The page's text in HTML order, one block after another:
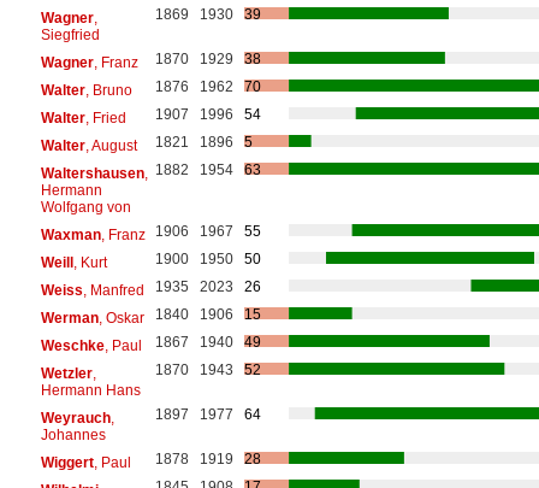
Wagner,
Siegfried
1869 1930 39
Wagner, Franz 1870 1929
38
Walter, Bruno 1876 1962
70
Walter, Fried 1907 1996
54
Walter, August 1821 1896
5
Waltershausen,
Hermann
Wolfgang von
1882 1954 63
Waxman, Franz 1906 1967
55
Weill, Kurt 1900 1950
50
Weiss , Manfred 1935 2023
26
Werman, Oskar 1840 1906
15
Weschke, Paul 1867 1940
49
Wetzler,
Hermann Hans
1870 1943 52
Weyrauch,
Johannes
1897 1977 64
Wiggert, Paul 1878 1919
28